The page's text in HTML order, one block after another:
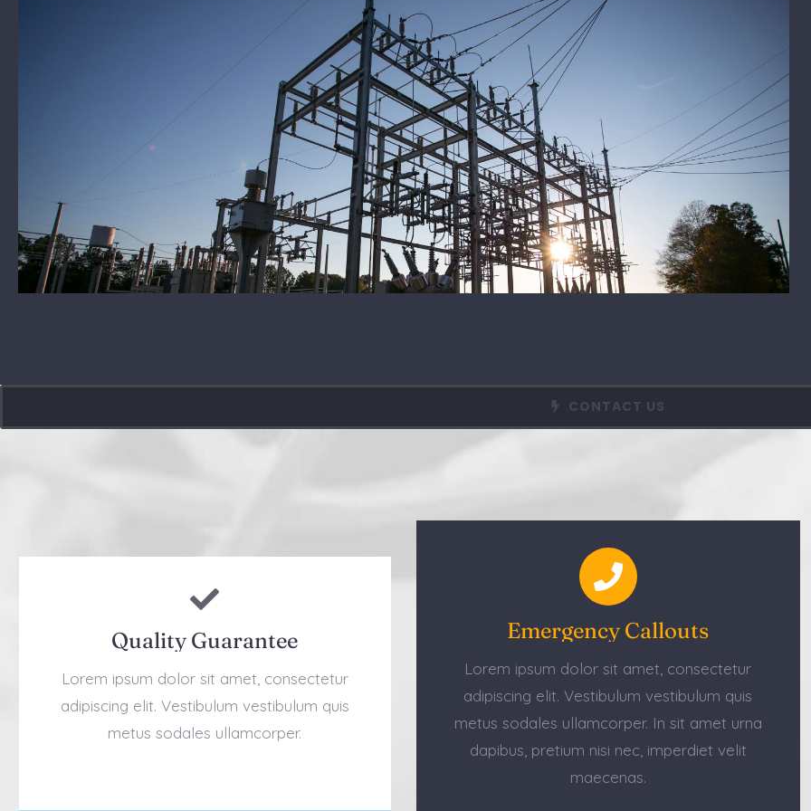
CONTACT US
Quality Guarantee
Lorem ipsum dolor sit amet, consectetur
adipiscing elit. Vestibulum vestibulum quis
metus sodales ullamcorper.
Emergency Callouts
Lorem ipsum dolor sit amet, consectetur
adipiscing elit. Vestibulum vestibulum quis
metus sodales ullamcorper. In sit amet urna
dapibus, pretium nisi nec, imperdiet velit
maecenas.